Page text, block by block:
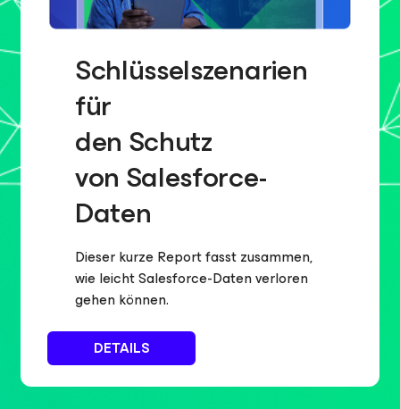
Schlüsselszenarien
für
den Schutz
von Salesforce-
Daten
Dieser kurze Report fasst zusammen,
wie leicht Salesforce-Daten verloren
gehen können.
DETAILS